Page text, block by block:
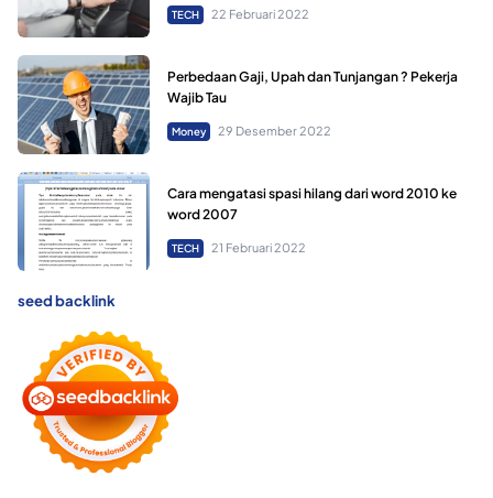
TECH 22 Februari 2022
Perbedaan Gaji, Upah dan Tunjangan ? Pekerja
Wajib Tau
Money 29 Desember 2022
Cara mengatasi spasi hilang dari word 2010 ke
word 2007
TECH 21 Februari 2022
seed backlink